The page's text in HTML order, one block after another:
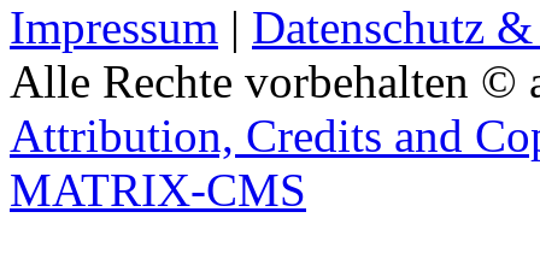
Impressum | Datenschutz
Alle Rechte vorbehalten ©
Attribution, Credits and
MATRIX-CMS